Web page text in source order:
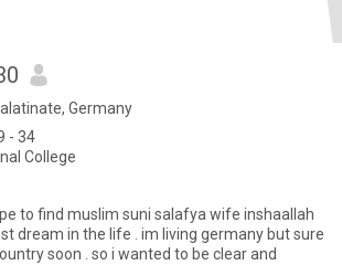
Germany
- 34
College
to find muslim suni salafya wife inshaallah
dream in the life . im living germany but sure
soon . so i wanted to be clear and